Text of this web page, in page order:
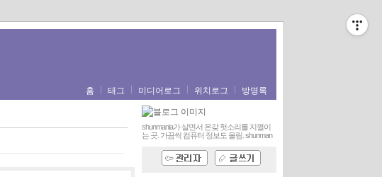
홈 태그 미디어로그 위치로그 방명록
shunmania가 살면서 온갖 헛소리를 지껄이
는 곳. 가끔씩 컴퓨터 정보도 올림. shunman